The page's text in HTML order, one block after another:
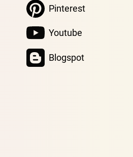
Pinterest
Youtube
Blogspot